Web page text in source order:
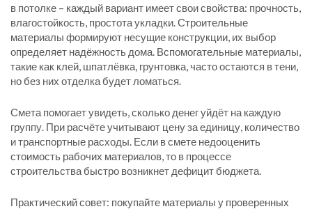
в потолке – каждый вариант имеет свои свойства: прочность,
влагостойкость, простота укладки. Строительные
материалы формируют несущие конструкции, их выбор
определяет надёжность дома. Вспомогательные материалы,
такие как клей, шпатлёвка, грунтовка, часто остаются в тени,
но без них отделка будет ломаться.
Смета помогает увидеть, сколько денег уйдёт на каждую
группу. При расчёте учитывают цену за единицу, количество
и транспортные расходы. Если в смете недооценить
стоимость рабочих материалов, то в процессе
строительства быстро возникнет дефицит бюджета.
Практический совет: покупайте материалы у проверенных